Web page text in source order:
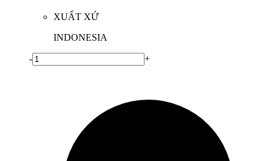
XUẤT XỨ
INDONESIA
- +